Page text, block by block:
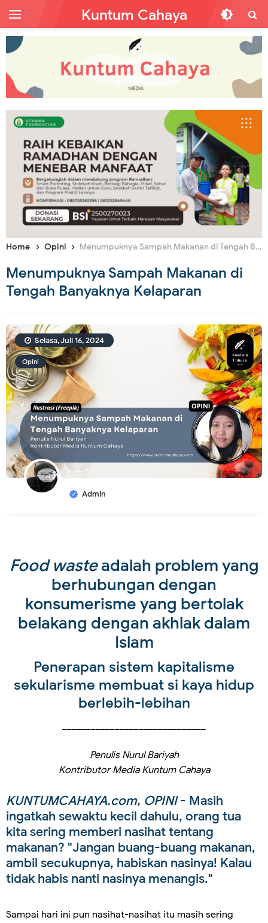
Kuntum Cahaya
Home Opini Menumpuknya Sampah Makanan di Tengah Banyaknya Kelaparan
Menumpuknya Sampah Makanan di
Tengah Banyaknya Kelaparan
Opini
Admin
Selasa, Juli 16, 2024
Food wasteadalah problem yang
berhubungan dengan
konsumerisme yang bertolak
belakang dengan akhlak dalam
Islam
Penerapan sistem kapitalisme
sekularisme membuat si kaya hidup
berlebih-lebihan
Penulis Nurul Bariyah
Kontributor Media Kuntum Cahaya
KUNTUMCAHAYA.com, OPINI- Masih
ingatkah sewaktu kecil dahulu, orang tua
kita sering memberi nasihat tentang
makanan? "Jangan buang-buang makanan,
ambil secukupnya, habiskan nasinya! Kalau
tidak habis nanti nasinya menangis."
Sampai hari ini pun nasihat-nasihat itu masih sering